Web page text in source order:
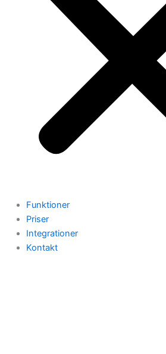
Funktioner
Priser
Integrationer
Kontakt